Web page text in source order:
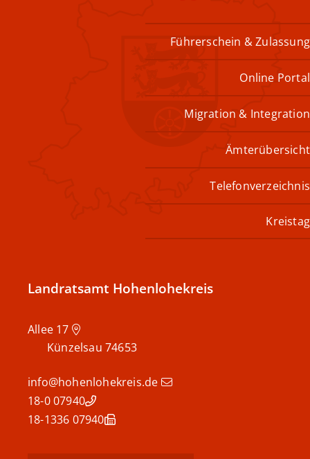
Führerschein & Zulassung
Online Portal
Migration & Integration
Ämterübersicht
Telefonverzeichnis
Kreistag
Landratsamt Hohenlohekreis
74653
Künzelsau
info@hohenlohekreis.de
07940 18-0
07940 18-1336